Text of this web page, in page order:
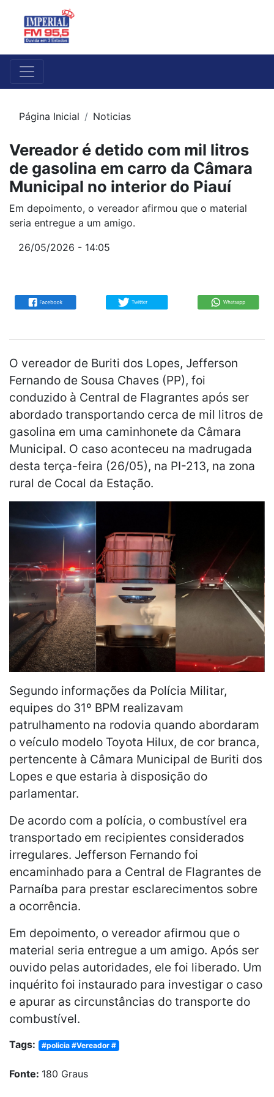
Página Inicial Noticias
Vereador é detido com mil litros
de gasolina em carro da Câmara
Municipal no interior do Piauí
Em depoimento, o vereador afirmou que o material
seria entregue a um amigo.
26/05/2026 - 14:05
O vereador de Buriti dos Lopes, Jefferson
Fernando de Sousa Chaves (PP), foi
conduzido à Central de Flagrantes após ser
abordado transportando cerca de mil litros de
gasolina em uma caminhonete da Câmara
Municipal. O caso aconteceu na madrugada
desta terça-feira (26/05), na PI-213, na zona
rural de Cocal da Estação.
Segundo informações da Polícia Militar,
equipes do 31º BPM realizavam
patrulhamento na rodovia quando abordaram
o veículo modelo Toyota Hilux, de cor branca,
pertencente à Câmara Municipal de Buriti dos
Lopes e que estaria à disposição do
parlamentar.
De acordo com a polícia, o combustível era
transportado em recipientes considerados
irregulares. Jefferson Fernando foi
encaminhado para a Central de Flagrantes de
Parnaíba para prestar esclarecimentos sobre
a ocorrência.
Em depoimento, o vereador afirmou que o
material seria entregue a um amigo. Após ser
ouvido pelas autoridades, ele foi liberado. Um
inquérito foi instaurado para investigar o caso
e apurar as circunstâncias do transporte do
combustível.
Tags: #policia #Vereador #
Fonte: 180 Graus